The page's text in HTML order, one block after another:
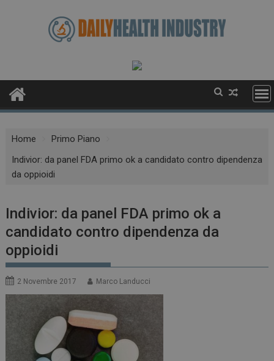
Home
Primo Piano
Indivior: da panel FDA primo ok a candidato contro dipendenza
da oppioidi
Indivior: da panel FDA primo ok a
candidato contro dipendenza da
oppioidi
2 Novembre 2017 Marco Landucci